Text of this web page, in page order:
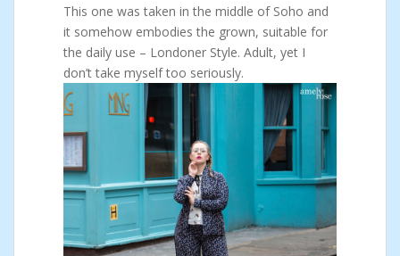
This one was taken in the middle of Soho and
it somehow embodies the grown, suitable for
the daily use – Londoner Style. Adult, yet I
don’t take myself too seriously.